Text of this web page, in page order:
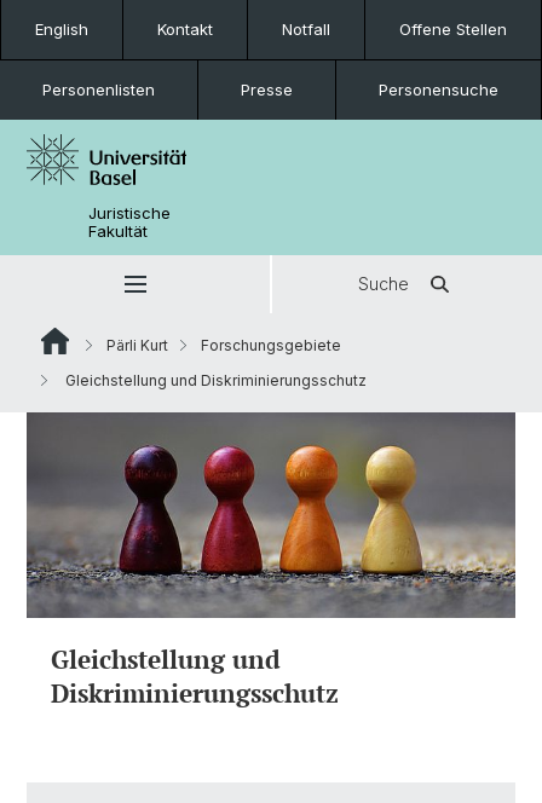
English Kontakt Notfall Offene Stellen
Personenlisten Presse Personensuche
Juristische
Fakultät
Suche
Pärli Kurt
Forschungsgebiete
Gleichstellung und Diskriminierungsschutz
Gleichstellung und
Diskriminierungsschutz